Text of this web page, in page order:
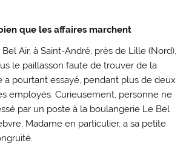
que les affaires marchent
Air, à Saint-André, près de Lille (Nord),
le paillasson faute de trouver de la
a pourtant essayé, pendant plus de deux
employés. Curieusement, personne ne
par un poste à la boulangerie Le Bel
Madame en particulier, a sa petite